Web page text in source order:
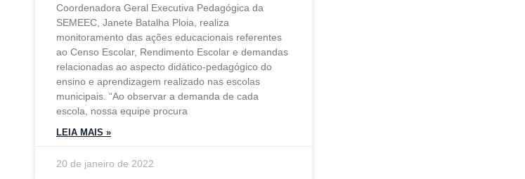
Coordenadora Geral Executiva Pedagógica da
SEMEEC, Janete Batalha Ploia, realiza
monitoramento das ações educacionais referentes
ao Censo Escolar, Rendimento Escolar e demandas
relacionadas ao aspecto didático-pedagógico do
ensino e aprendizagem realizado nas escolas
municipais. “Ao observar a demanda de cada
escola, nossa equipe procura
LEIA MAIS »
20 de janeiro de 2022